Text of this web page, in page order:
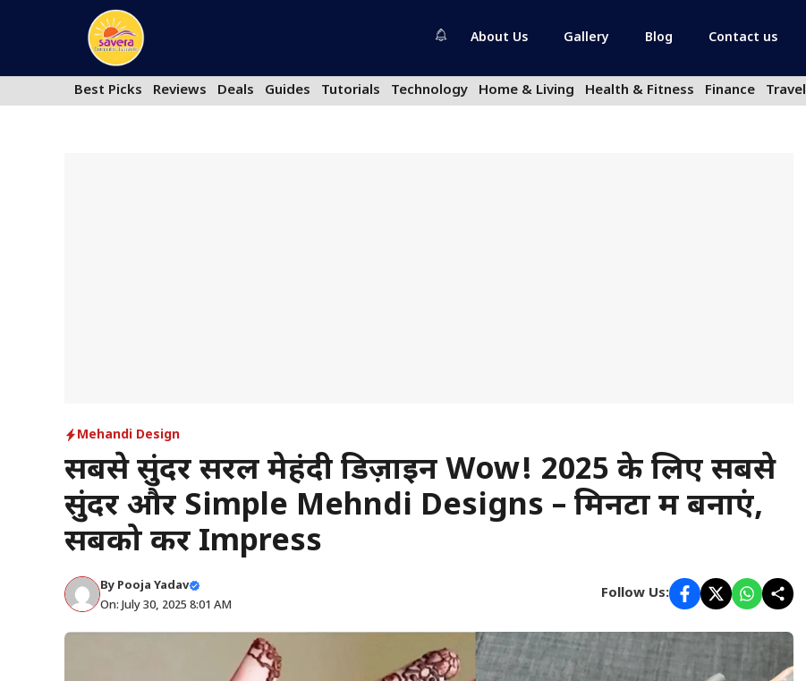
About Us Gallery Blog Contact us
Best Picks Reviews Deals Guides Tutorials Technology Home & Living Health & Fitness Finance Travel
Mehandi Design
सबसे सुंदर सरल मेहंदी डिज़ाइन Wow! 2025 के लिए सबसे
सुंदर और Simple Mehndi Designs – मिनटों में बनाएं,
सबको करें Impress
By Pooja Yadav
On: July 30, 2025 8:01 AM
Follow Us: